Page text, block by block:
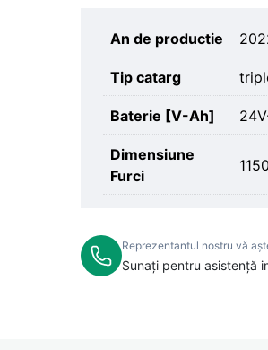
An de productie
Tip catarg
Baterie [V-Ah]
Dimensiune
Furci
1150
Reprezentantul nostru vă
Sunați pentru asistență